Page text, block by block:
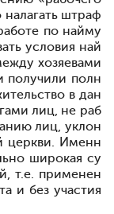
штраф
по найму
условия най
хозяевами
получили полн
в дан
лиц, не раб
лиц, уклон
церкви. Именн
широкая су
т.е. применен
и без участия